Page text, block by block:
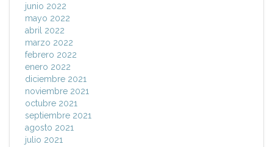
junio 2022
mayo 2022
abril 2022
marzo 2022
febrero 2022
enero 2022
diciembre 2021
noviembre 2021
octubre 2021
septiembre 2021
agosto 2021
julio 2021